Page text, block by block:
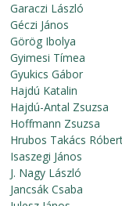
Garaczi László
Géczi János
Görög Ibolya
Gyimesi Tímea
Gyukics Gábor
Hajdú Katalin
Hajdú-Antal Zsuzsa
Hoffmann Zsuzsa
Hrubos Takács
Isaszegi János
J. Nagy László
Jancsák Csaba